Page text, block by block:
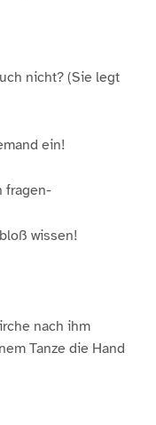
nicht? (Sie legt
ein!
fragen-
wissen!
nach ihm
Tanze die Hand